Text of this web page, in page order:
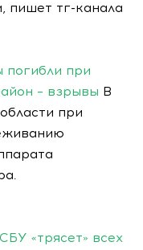
пишет тг-канала
при
– взрывы В
при
«трясет» всех